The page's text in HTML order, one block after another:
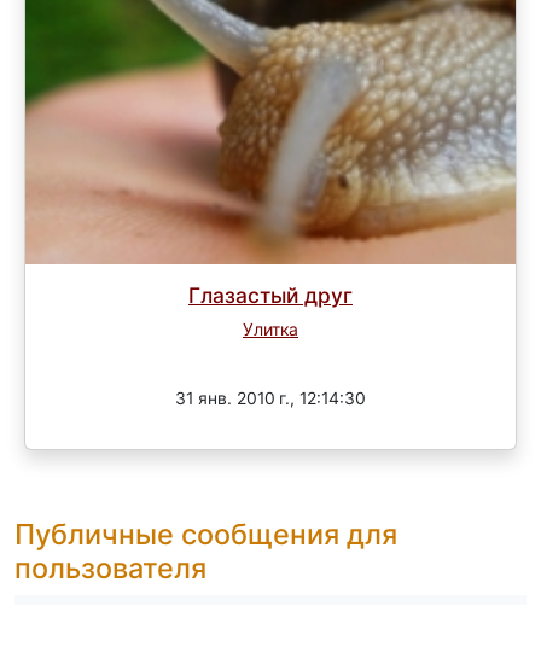
Глазастый друг
Улитка
31 янв. 2010 г., 12:14:30
Публичные сообщения для
пользователя